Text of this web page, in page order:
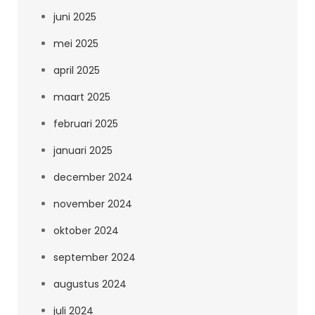
juni 2025
mei 2025
april 2025
maart 2025
februari 2025
januari 2025
december 2024
november 2024
oktober 2024
september 2024
augustus 2024
juli 2024